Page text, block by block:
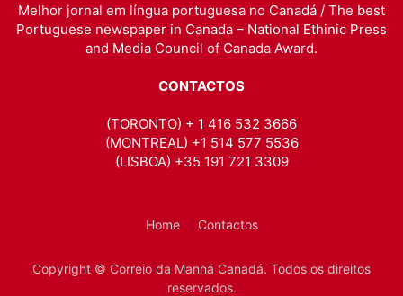
Melhor jornal em língua portuguesa no Canadá / The best
Portuguese newspaper in Canada – National Ethinic Press
and Media Council of Canada Award.
CONTACTOS
(TORONTO) + 1 416 532 3666
(MONTREAL) +1 514 577 5536
(LISBOA) +35 191 721 3309
Home Contactos
Copyright © Correio da Manhã Canadá. Todos os direitos
reservados.